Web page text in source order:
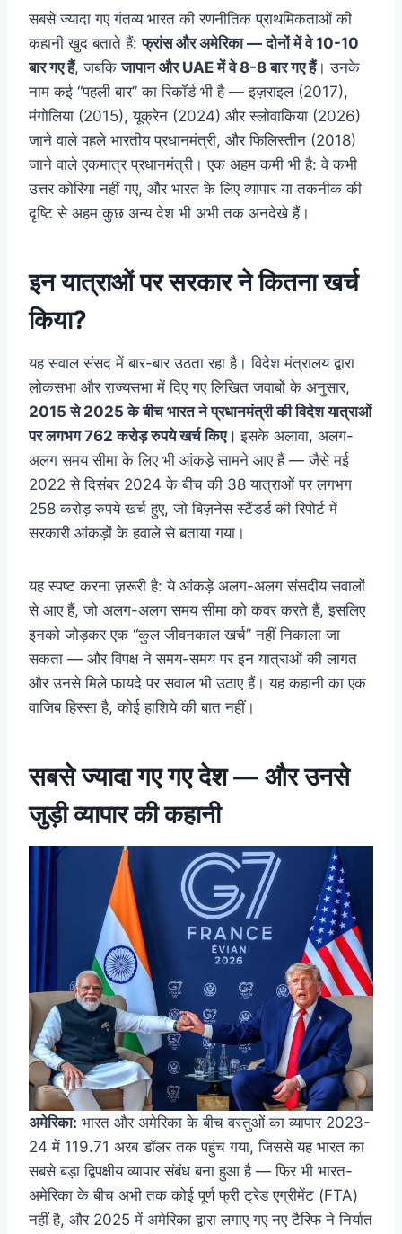
सबसे ज्यादा गए गंतव्य भारत की रणनीतिक प्राथमिकताओं की
कहानी खुद बताते हैं:फ्रांस और अमेरिका — दोनों में वे 10-10
बार गए हैं, जबकिजापान और UAE में वे 8-8 बार गए हैं। उनके
नाम कई “पहली बार” का रिकॉर्ड भी है — इज़राइल (2017),
मंगोलिया (2015), यूक्रेन (2024) और स्लोवाकिया (2026)
जाने वाले पहले भारतीय प्रधानमंत्री, और फिलिस्तीन (2018)
जाने वाले एकमात्र प्रधानमंत्री। एक अहम कमी भी है: वे कभी
उत्तर कोरिया नहीं गए, और भारत के लिए व्यापार या तकनीक की
दृष्टि से अहम कुछ अन्य देश भी अभी तक अनदेखे हैं।
इन यात्राओं पर सरकार ने कितना खर्च
किया?
यह सवाल संसद में बार-बार उठता रहा है। विदेश मंत्रालय द्वारा
लोकसभा और राज्यसभा में दिए गए लिखित जवाबों के अनुसार,
2015 से 2025 के बीच भारत ने प्रधानमंत्री की विदेश यात्राओं
पर लगभग 762 करोड़ रुपये खर्च किए। इसके अलावा, अलग-
अलग समय सीमा के लिए भी आंकड़े सामने आए हैं — जैसे मई
2022 से दिसंबर 2024 के बीच की 38 यात्राओं पर लगभग
258 करोड़ रुपये खर्च हुए, जो बिज़नेस स्टैंडर्ड की रिपोर्ट में
सरकारी आंकड़ों के हवाले से बताया गया।
यह स्पष्ट करना ज़रूरी है: ये आंकड़े अलग-अलग संसदीय सवालों
से आए हैं, जो अलग-अलग समय सीमा को कवर करते हैं, इसलिए
इनको जोड़कर एक “कुल जीवनकाल खर्च” नहीं निकाला जा
सकता — और विपक्ष ने समय-समय पर इन यात्राओं की लागत
और उनसे मिले फायदे पर सवाल भी उठाए हैं। यह कहानी का एक
वाजिब हिस्सा है, कोई हाशिये की बात नहीं।
सबसे ज्यादा गए गए देश — और उनसे
जुड़ी व्यापार की कहानी
अमेरिका: भारत और अमेरिका के बीच वस्तुओं का व्यापार 2023-
24 में 119.71 अरब डॉलर तक पहुंच गया, जिससे यह भारत का
सबसे बड़ा द्विपक्षीय व्यापार संबंध बना हुआ है — फिर भी भारत-
अमेरिका के बीच अभी तक कोई पूर्ण फ्री ट्रेड एग्रीमेंट (FTA)
नहीं है, और 2025 में अमेरिका द्वारा लगाए गए नए टैरिफ ने निर्यात